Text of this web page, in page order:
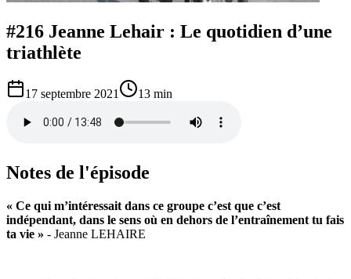
#216 Jeanne Lehair : Le quotidien d’une
triathlète
17 septembre 2021 13 min
Notes de l'épisode
« Ce qui m’intéressait dans ce groupe c’est que c’est
indépendant, dans le sens où en dehors de l’entraînement tu fais
ta vie » - Jeanne LEHAIRE